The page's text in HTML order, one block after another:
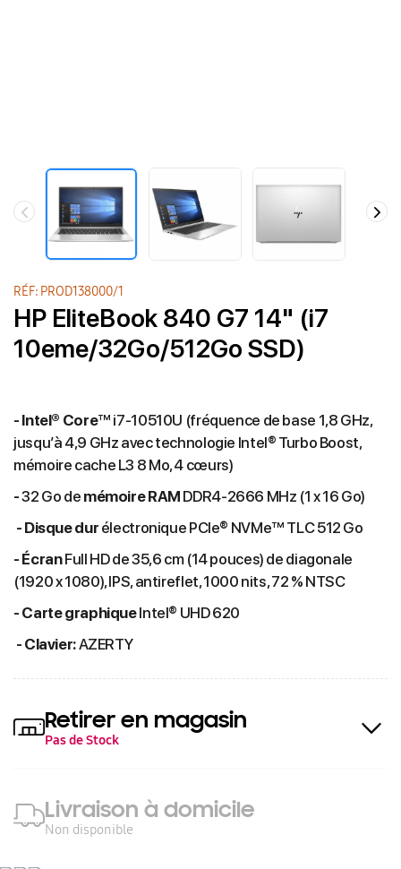
RÉF: PROD138000/1
HP EliteBook 840 G7 14" (i7
10eme/32Go/512Go SSD)
- Intel® Core™ i7-10510U (fréquence de base 1,8 GHz,
jusqu’à 4,9 GHz avec technologie Intel® Turbo Boost,
mémoire cache L3 8 Mo, 4 cœurs)
-32 Go de mémoire RAM DDR4-2666 MHz (1 x 16 Go)
- Disque dur électronique PCIe® NVMe™ TLC 512 Go
- ÉcranFull HD de 35,6 cm (14 pouces) de diagonale
(1920 x 1080), IPS, antireflet, 1000 nits, 72 % NTSC
- Carte graphiqueIntel® UHD 620
- Clavier:AZERTY
Retirer en magasin
Pas de Stock
Livraison à domicile
Non disponible